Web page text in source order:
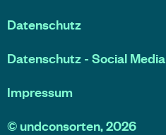
Datenschutz
Datenschutz - Social Media
Impressum
© undconsorten, 2026